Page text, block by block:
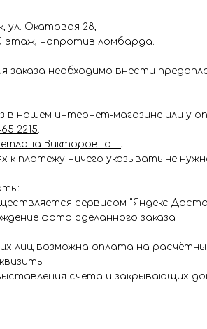
ул. Окатовая 28,
этаж, напротив ломбарда.
заказа необходимо внести
в нашем интернет-магазине или у
2215.
Викторовна П.
к платежу ничего указывать не
сервисом "Яндекс
фото сделанного заказа
лиц возможна оплата на
счета и закрывающих